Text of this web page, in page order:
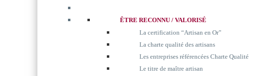
ÊTRE RECONNU / VALORISÉ
La certification “Artisan en Or”
La charte qualité des artisans
Les entreprises référencées Charte Qualité
Le titre de maître artisan